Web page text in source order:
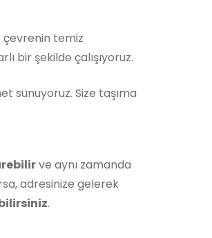
çevrenin temiz
bir şekilde çalışıyoruz.
sunuyoruz. Size taşıma
ve aynı zamanda
adresinize gelerek
.